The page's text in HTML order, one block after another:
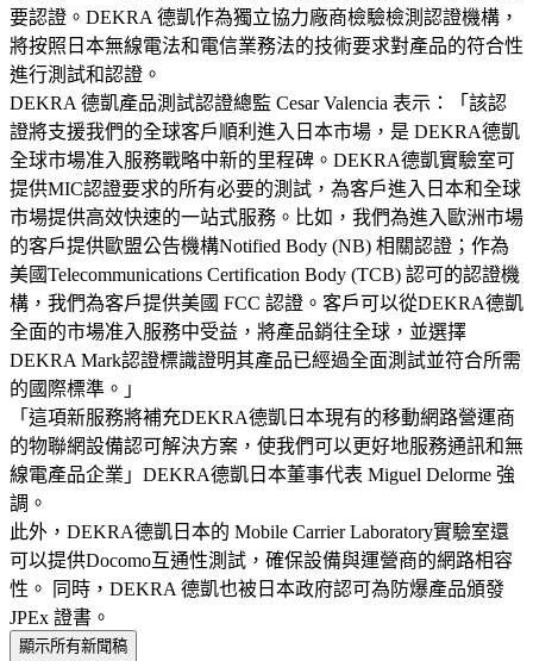
要認證。DEKRA 德凱作為獨立協力廠商檢驗檢測認證機構，
將按照日本無線電法和電信業務法的技術要求對產品的符合性
進行測試和認證。
DEKRA 德凱產品測試認證總監 Cesar Valencia 表示：「該認
證將支援我們的全球客戶順利進入日本市場，是 DEKRA德凱
全球市場准入服務戰略中新的里程碑。DEKRA德凱實驗室可
提供MIC認證要求的所有必要的測試，為客戶進入日本和全球
市場提供高效快速的一站式服務。比如，我們為進入歐洲市場
的客戶提供歐盟公告機構Notified Body (NB) 相關認證；作為
美國Telecommunications Certification Body (TCB) 認可的認證機
構，我們為客戶提供美國 FCC 認證。客戶可以從DEKRA德凱
全面的市場准入服務中受益，將產品銷往全球，並選擇
DEKRA Mark認證標識證明其產品已經過全面測試並符合所需
的國際標準。」
「這項新服務將補充DEKRA德凱日本現有的移動網路營運商
的物聯網設備認可解決方案，使我們可以更好地服務通訊和無
線電產品企業」DEKRA德凱日本董事代表 Miguel Delorme 強
調。
此外，DEKRA德凱日本的 Mobile Carrier Laboratory實驗室還
可以提供Docomo互通性測試，確保設備與運營商的網路相容
性。 同時，DEKRA 德凱也被日本政府認可為防爆產品頒發
JPEx 證書。
顯示所有新聞稿